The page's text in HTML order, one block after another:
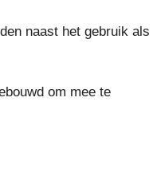
naast het gebruik als
om mee te